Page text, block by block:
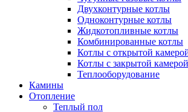
Двухконтурные котлы
Одноконтурные котлы
Жидкотопливные котлы
Комбинированные котлы
Котлы с открытой
Котлы с закрытой
Теплооборудование
Камины
Отопление
Теплый пол